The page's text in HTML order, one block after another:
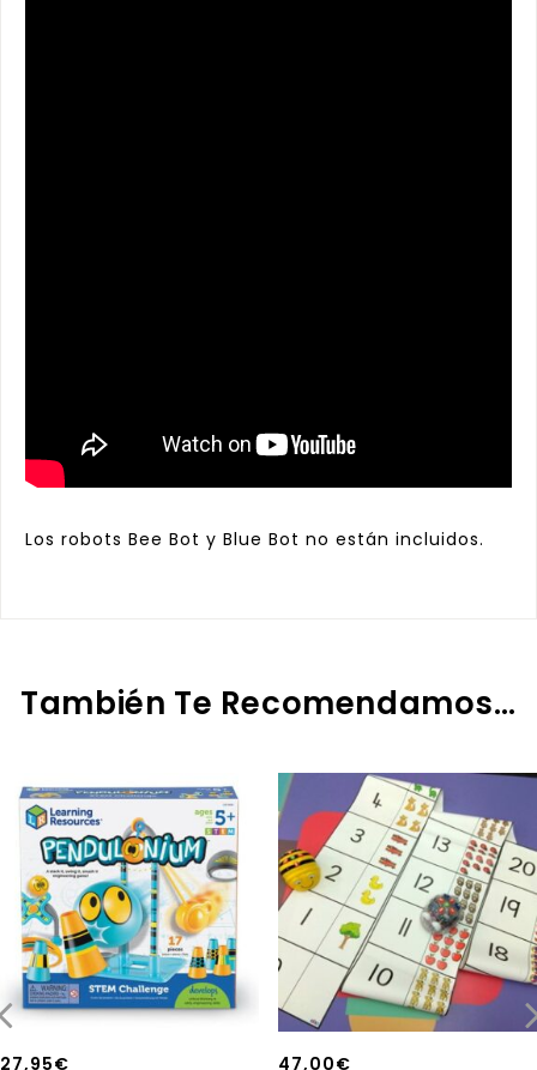
Los robots Bee Bot y Blue Bot no están incluidos.
También Te Recomendamos…
27,95€
47,00€